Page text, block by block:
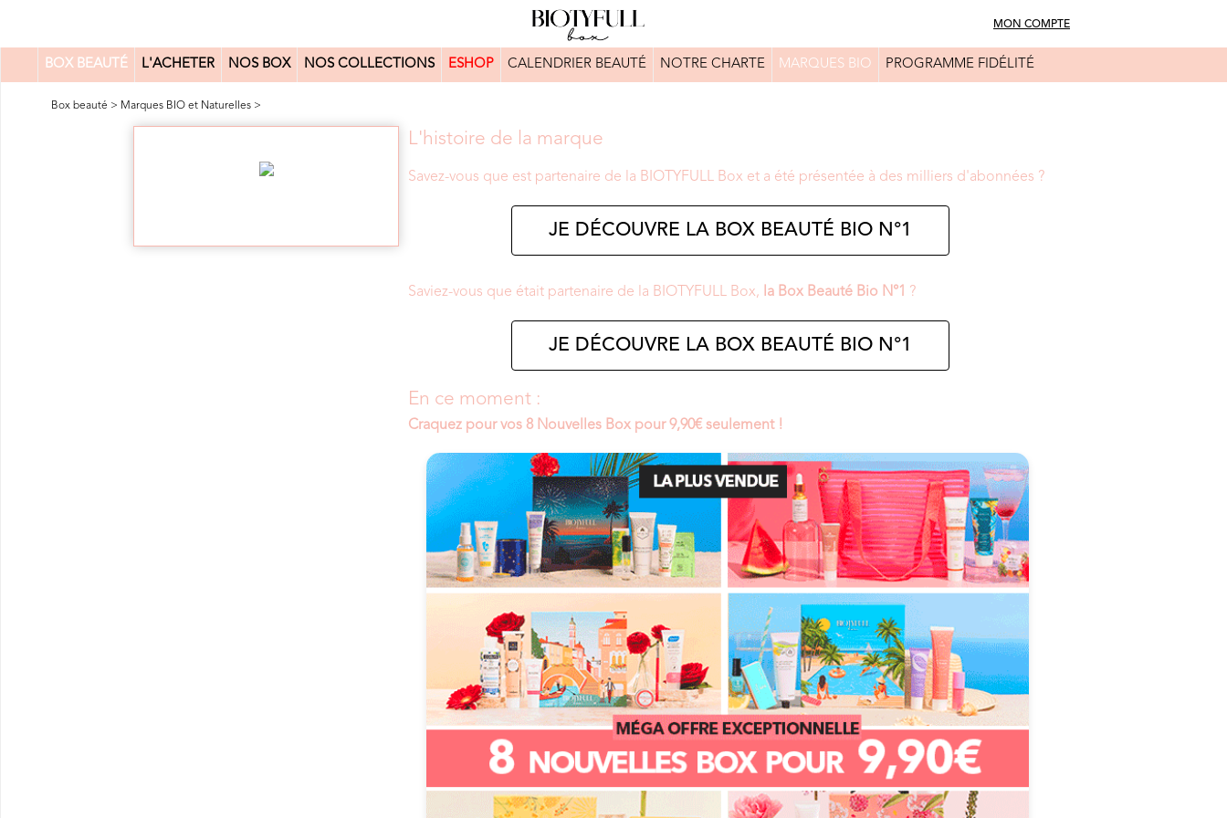
MON COMPTE
BOX BEAUTÉ L'ACHETER NOS BOX NOS COLLECTIONS ESHOP CALENDRIER BEAUTÉ NOTRE CHARTE MARQUES BIO PROGRAMME FIDÉLITÉ
0
Box beauté > Marques BIO et Naturelles >
L'histoire de la marque
Savez-vous que est partenaire de la BIOTYFULL Box et a été présentée à des milliers d'abonnées ?
JE DÉCOUVRE LA BOX BEAUTÉ BIO N°1
Saviez-vous que était partenaire de la BIOTYFULL Box, la Box Beauté Bio N°1 ?
JE DÉCOUVRE LA BOX BEAUTÉ BIO N°1
En ce moment :
Craquez pour vos 8 Nouvelles Box pour 9,90€ seulement !